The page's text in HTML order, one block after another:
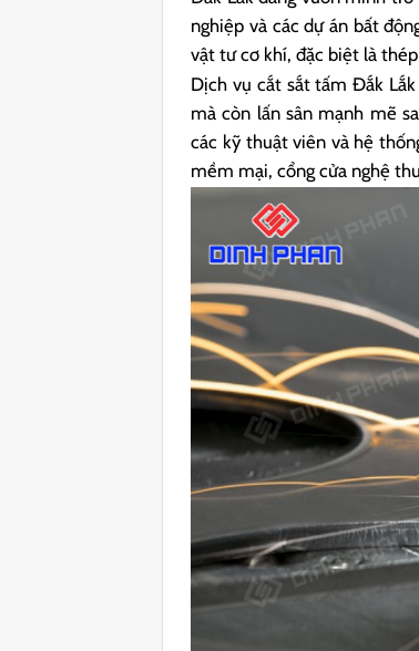
nghiệp và các dự án bất
vật tư cơ khí, đặc biệt là
Dịch vụ cắt sắt tấm Đắk
mà còn lấn sân mạnh mẽ
các kỹ thuật viên và hệ
mềm mại, cổng cửa nghệ